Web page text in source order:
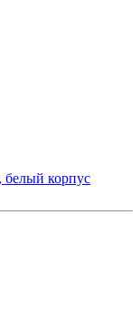
белый корпус